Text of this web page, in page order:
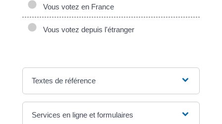
Vous votez en France
Vous votez depuis l'étranger
Textes de référence
Services en ligne et formulaires